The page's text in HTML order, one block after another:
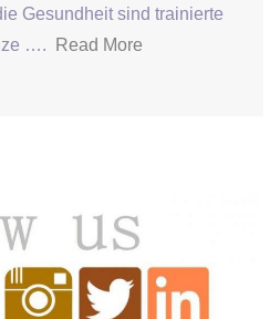
Gesundheit sind trainierte
….
Read More